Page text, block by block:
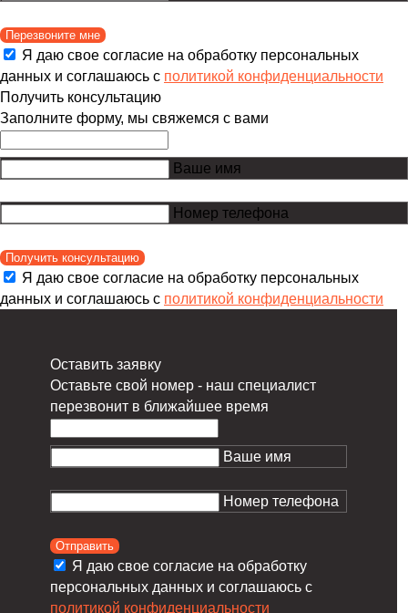
Перезвоните мне
Я даю свое согласие на обработку персональных
данных и соглашаюсь с политикой конфиденциальности
Получить консультацию
Заполните форму, мы свяжемся с вами
Ваше имя
Номер телефона
Получить консультацию
Я даю свое согласие на обработку персональных
данных и соглашаюсь с политикой конфиденциальности
Оставить заявку
Оставьте свой номер - наш специалист
перезвонит в ближайшее время
Ваше имя
Номер телефона
Отправить
Я даю свое согласие на обработку
персональных данных и соглашаюсь с
политикой конфиденциальности